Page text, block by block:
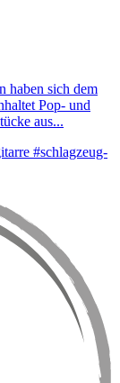
haben sich dem
Pop- und
aus...
#schlagzeug-